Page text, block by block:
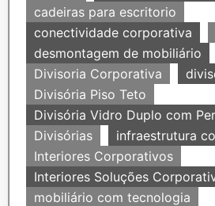
cadeiras para escritorio
conectividade corporativa
desmontagem de mobiliário
Divisoria Corporativa
Divisória Piso Teto
Divisória Vidro Duplo com
Divisórias
infraestrutura
Interiores Corporativos
Interiores Soluções
mobiliário com tecnologia